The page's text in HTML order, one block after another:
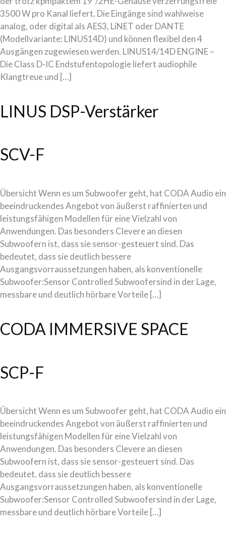
3500 W pro Kanal liefert. Die Eingänge sind wahlweise
analog, oder digital als AES3, LiNET oder DANTE
(Modellvariante: LINUS14D) und können flexibel den 4
Ausgängen zugewiesen werden. LINUS14/14D ENGINE –
Die Class D-IC Endstufentopologie liefert audiophile
Klangtreue und […]
LINUS DSP-Verstärker
SCV-F
Übersicht Wenn es um Subwoofer geht, hat CODA Audio ein
beeindruckendes Angebot von äußerst raffinierten und
leistungsfähigen Modellen für eine Vielzahl von
Anwendungen. Das besonders Clevere an diesen
Subwoofern ist, dass sie sensor-gesteuert sind. Das
bedeutet, dass sie deutlich bessere
Ausgangsvorraussetzungen haben, als konventionelle
Subwoofer:Sensor Controlled Subwoofersind in der Lage,
messbare und deutlich hörbare Vorteile […]
CODA IMMERSIVE SPACE
SCP-F
Übersicht Wenn es um Subwoofer geht, hat CODA Audio ein
beeindruckendes Angebot von äußerst raffinierten und
leistungsfähigen Modellen für eine Vielzahl von
Anwendungen. Das besonders Clevere an diesen
Subwoofern ist, dass sie sensor-gesteuert sind. Das
bedeutet, dass sie deutlich bessere
Ausgangsvorraussetzungen haben, als konventionelle
Subwoofer:Sensor Controlled Subwoofersind in der Lage,
messbare und deutlich hörbare Vorteile […]